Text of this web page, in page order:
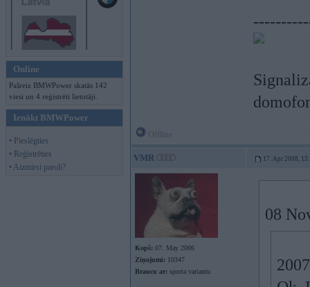
Online
Pašreiz BMWPower skatās 142
viesi un 4 reģistrēti lietotāji.
Ienākt BMWPower
• Pieslēgties
• Reģistrēties
• Aizmirsi paroli?
VMR 17. Apr 2008,
Kopš: 07. May 2006
Ziņojumi: 10347
Braucu ar: sporta variantu
08